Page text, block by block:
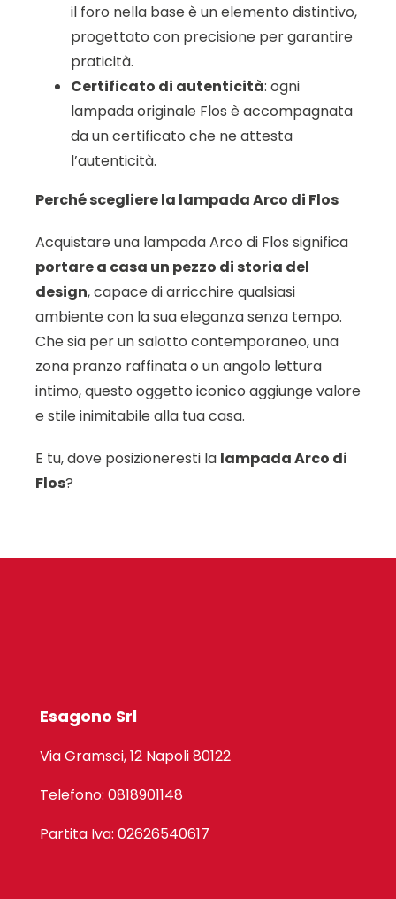
il foro nella base è un elemento distintivo,
progettato con precisione per garantire
praticità.
Certificato di autenticità: ogni
lampada originale Flos è accompagnata
da un certificato che ne attesta
l’autenticità.
Perché scegliere la lampada Arco di Flos
Acquistare una lampada Arco di Flos significa
portare a casa un pezzo di storia del
design, capace di arricchire qualsiasi
ambiente con la sua eleganza senza tempo.
Che sia per un salotto contemporaneo, una
zona pranzo raffinata o un angolo lettura
intimo, questo oggetto iconico aggiunge valore
e stile inimitabile alla tua casa.
E tu, dove posizioneresti la lampada Arco di
Flos?
Esagono Srl
Via Gramsci, 12 Napoli 80122
Telefono: 0818901148
Partita Iva: 02626540617